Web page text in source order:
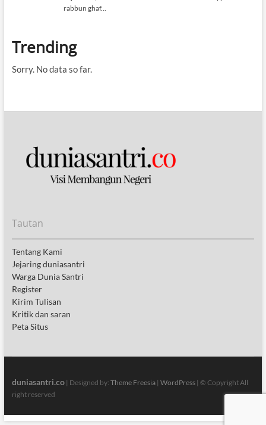
Trending
Sorry. No data so far.
Tautan
Tentang Kami
Jejaring duniasantri
Warga Dunia Santri
Register
Kirim Tulisan
Kritik dan saran
Peta Situs
duniasantri.co| Designed by: Theme Freesia| WordPress| © Copyright All
right reserved